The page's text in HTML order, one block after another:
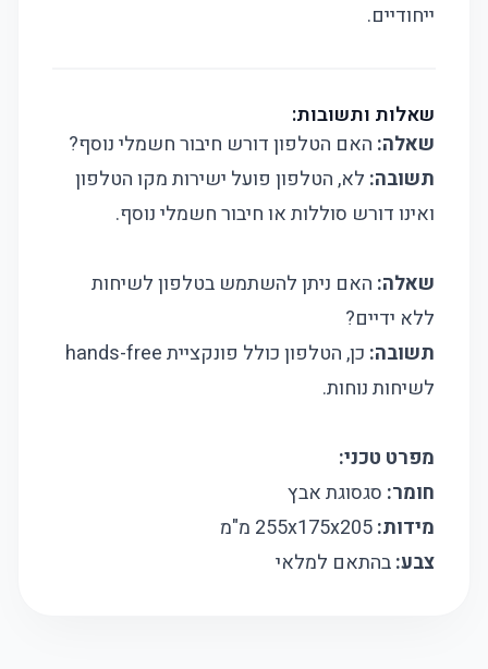
ייחודיים.
שאלות ותשובות:
שאלה: האם הטלפון דורש חיבור חשמלי נוסף?
תשובה: לא, הטלפון פועל ישירות מקו הטלפון
ואינו דורש סוללות או חיבור חשמלי נוסף.
שאלה: האם ניתן להשתמש בטלפון לשיחות
ללא ידיים?
תשובה:
כן, הטלפון כולל פונקציית hands-free
לשיחות נוחות.
מפרט טכני:
חומר: סגסוגת אבץ
מידות:
צבע:בהתאם למלאי